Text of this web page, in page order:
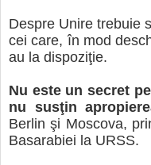
Despre Unire trebuie
cei care, în mod
au la dispoziţie.
Nu este un secret
nu susţin
Berlin şi Moscova,
Basarabiei la URSS.